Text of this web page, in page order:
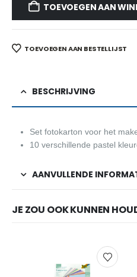
TOEVOEGEN AAN
TOEVOEGEN AAN BESTELLIJST
BESCHRIJVING
Set fotokarton voor het
10 verschillende pastel
AANVULLENDE
JE ZOU OOK KUNNEN